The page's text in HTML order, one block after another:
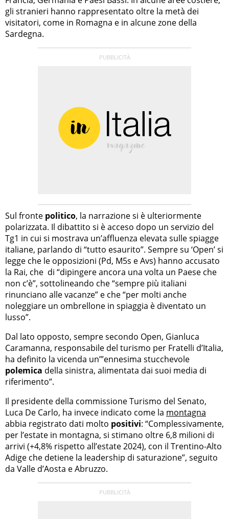
gli stranieri hanno rappresentato oltre la metà dei
visitatori, come in Romagna e in alcune zone della
Sardegna.
Sul fronte politico, la narrazione si è ulteriormente
polarizzata. Il dibattito si è acceso dopo un servizio del
Tg1 in cui si mostrava un’affluenza elevata sulle spiagge
italiane, parlando di “tutto esaurito”. Sempre su ‘Open’ si
legge che le opposizioni (Pd, M5s e Avs) hanno accusato
la Rai, che di “dipingere ancora una volta un Paese che
non c’è”, sottolineando che “sempre più italiani
rinunciano alle vacanze” e che “per molti anche
noleggiare un ombrellone in spiaggia è diventato un
lusso”.
Dal lato opposto, sempre secondo Open, Gianluca
Caramanna, responsabile del turismo per Fratelli d’Italia,
ha definito la vicenda un’”ennesima stucchevole
polemica della sinistra, alimentata dai suoi media di
riferimento”.
Il presidente della commissione Turismo del Senato,
Luca De Carlo, ha invece indicato come la montagna
abbia registrato dati molto positivi: “Complessivamente,
per l’estate in montagna, si stimano oltre 6,8 milioni di
arrivi (+4,8% rispetto all’estate 2024), con il Trentino-Alto
Adige che detiene la leadership di saturazione”, seguito
da Valle d’Aosta e Abruzzo.